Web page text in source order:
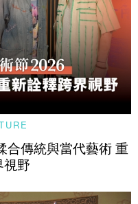
合傳統與當代藝術 重
視野